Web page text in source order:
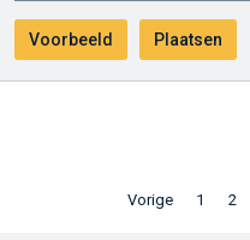
Vorige 1 2